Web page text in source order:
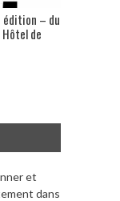
édition – du
de
et
dans